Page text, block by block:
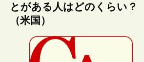
とがある人はどのくらい？
（米国）